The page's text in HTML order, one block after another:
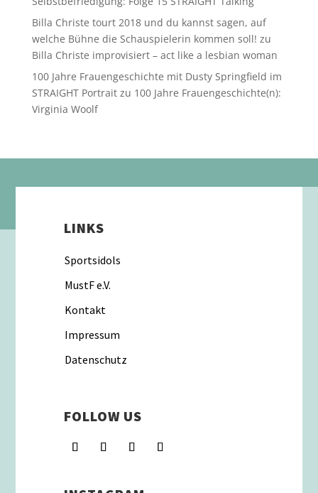
Billa Christe tourt 2018 und du kannst sagen, auf
welche Bühne die Schauspielerin kommen soll! zu
Billa Christe improvisiert – act like a lesbian woman
100 Jahre Frauengeschichte mit Dusty Springfield im
STRAIGHT Portraitzu 100 Jahre Frauengeschichte(n):
Virginia Woolf
LINKS
Sportsidols
MustF e.V.
Kontakt
Impressum
Datenschutz
FOLLOW US